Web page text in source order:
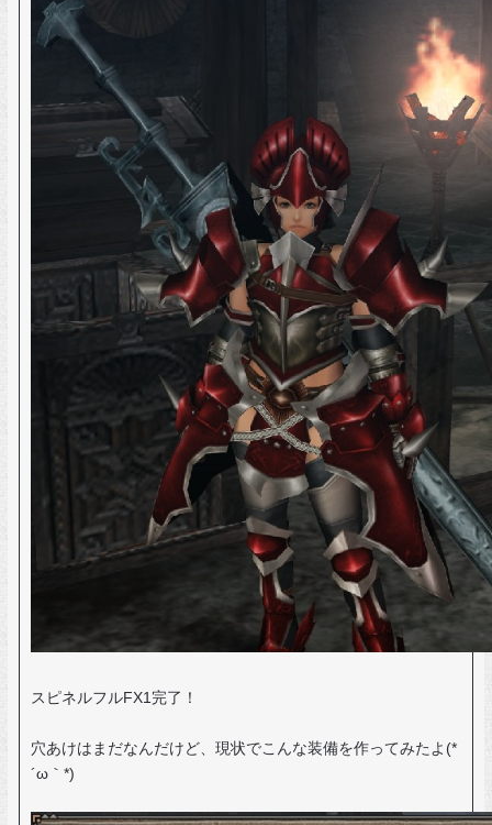
スピネルフルFX1完了！
穴あけはまだなんだけど、現状でこんな装備を作ってみたよ(*
´ω｀*)